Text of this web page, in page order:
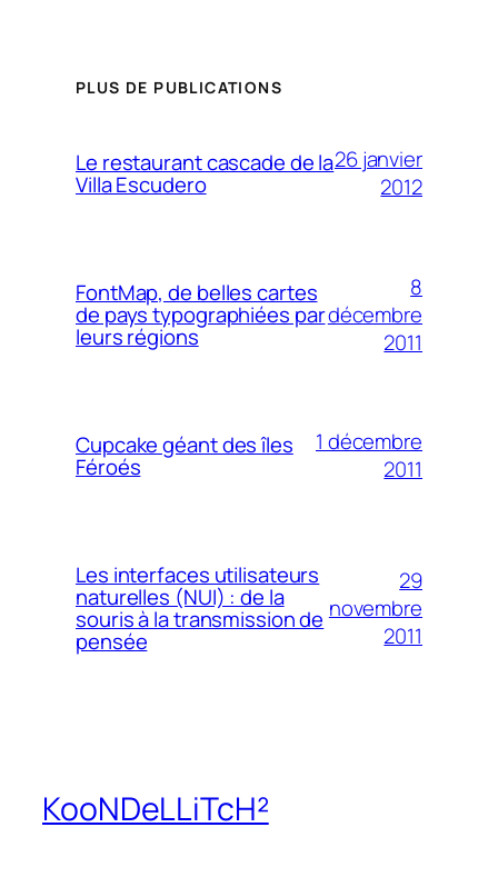
PLUS DE PUBLICATIONS
Le restaurant cascade de la
Villa Escudero
26 janvier
2012
FontMap, de belles cartes
de pays typographiées par
leurs régions
8
décembre
2011
Cupcake géant des îles
Féroés
1 décembre
2011
Les interfaces utilisateurs
naturelles (NUI) : de la
souris à la transmission de
pensée
29
novembre
2011
KooNDeLLiTcH²